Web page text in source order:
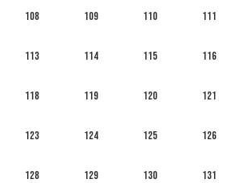
108 109 110 111
113 114 115 116
118 119 120 121
123 124 125 126
128 129 130 131